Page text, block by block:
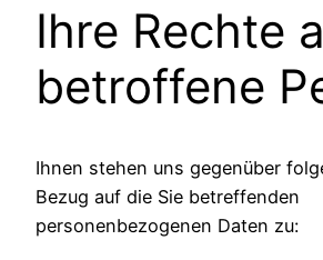
Ihre Rechte
betroffene
Ihnen stehen uns gegenüber
Bezug auf die Sie betreffenden
personenbezogenen Daten zu: